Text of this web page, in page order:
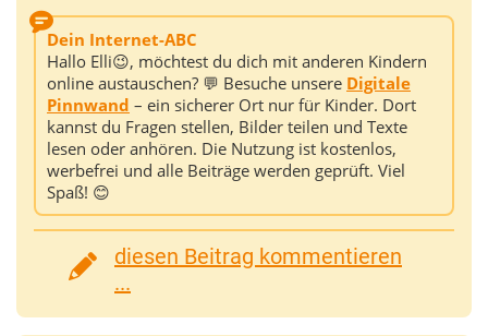
Dein Internet-ABC
Hallo Elli😉, möchtest du dich mit anderen Kindern
online austauschen? 💬 Besuche unsere Digitale
Pinnwand – ein sicherer Ort nur für Kinder. Dort
kannst du Fragen stellen, Bilder teilen und Texte
lesen oder anhören. Die Nutzung ist kostenlos,
werbefrei und alle Beiträge werden geprüft. Viel
Spaß! 😊
diesen Beitrag kommentieren
...